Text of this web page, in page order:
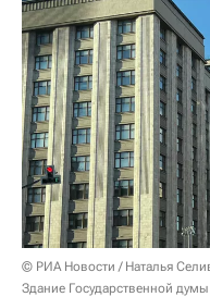
© РИА Новости / Наталья
Здание Государственной